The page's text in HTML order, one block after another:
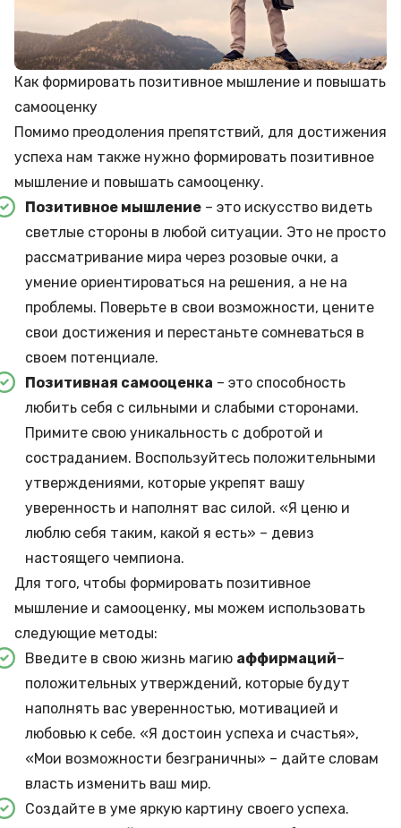
Как формировать позитивное мышление и повышать
самооценку
Помимо преодоления препятствий, для достижения
успеха нам также нужно формировать позитивное
мышление и повышать самооценку.
Позитивное мышление – это искусство видеть
светлые стороны в любой ситуации. Это не просто
рассматривание мира через розовые очки, а
умение ориентироваться на решения, а не на
проблемы. Поверьте в свои возможности, цените
свои достижения и перестаньте сомневаться в
своем потенциале.
Позитивная самооценка – это способность
любить себя с сильными и слабыми сторонами.
Примите свою уникальность с добротой и
состраданием. Воспользуйтесь положительными
утверждениями, которые укрепят вашу
уверенность и наполнят вас силой. «Я ценю и
люблю себя таким, какой я есть» – девиз
настоящего чемпиона.
Для того, чтобы формировать позитивное
мышление и самооценку, мы можем использовать
следующие методы:
Введите в свою жизнь магию аффирмаций–
положительных утверждений, которые будут
наполнять вас уверенностью, мотивацией и
любовью к себе. «Я достоин успеха и счастья»,
«Мои возможности безграничны» – дайте словам
власть изменить ваш мир.
Создайте в уме яркую картину своего успеха.